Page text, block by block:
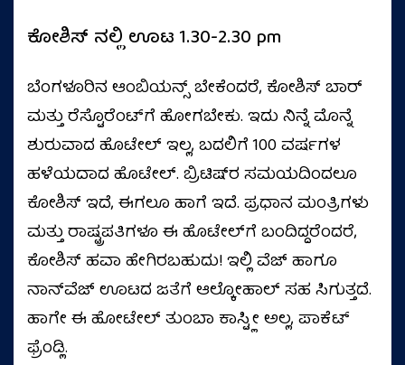
ಕೋಶಿಸ್‌ ನಲ್ಲಿ ಊಟ 1.30-2.30 pm
ಬೆಂಗಳೂರಿನ ಆಂಬಿಯನ್ಸ್‌ ಬೇಕೆಂದರೆ, ಕೋಶಿಸ್‌ ಬಾರ್‌
ಮತ್ತು ರೆಸ್ಟೊರೆಂಟ್‌ಗೆ ಹೋಗಬೇಕು. ಇದು ನಿನ್ನೆ ಮೊನ್ನೆ
ಶುರುವಾದ ಹೊಟೇಲ್‌ ಇಲ್ಲ, ಬದಲಿಗೆ 100 ವರ್ಷಗಳ
ಹಳೆಯದಾದ ಹೊಟೇಲ್‌. ಬ್ರಿಟಿಷ್‌ರ ಸಮಯದಿಂದಲೂ
ಕೋಶಿಸ್‌ ಇದೆ, ಈಗಲೂ ಹಾಗೆ ಇದೆ. ಪ್ರಧಾನ ಮಂತ್ರಿಗಳು
ಮತ್ತು ರಾಷ್ಟ್ರಪತಿಗಳೂ ಈ ಹೊಟೇಲ್‌ಗೆ ಬಂದಿದ್ದರೆಂದರೆ,
ಕೋಶಿಸ್‌ ಹವಾ ಹೇಗಿರಬಹುದು! ಇಲ್ಲಿ ವೆಜ್‌ ಹಾಗೂ
ನಾನ್‌ವೆಜ್‌ ಊಟದ ಜತೆಗೆ ಆಲ್ಕೋಹಾಲ್‌ ಸಹ ಸಿಗುತ್ತದೆ.
ಹಾಗೇ ಈ ಹೋಟೇಲ್‌ ತುಂಬಾ ಕಾಸ್ಟ್ಲೀ ಅಲ್ಲ, ಪಾಕೆಟ್
ಫ್ರೆಂಡ್ಲಿ.